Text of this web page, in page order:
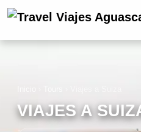
VIAJES A